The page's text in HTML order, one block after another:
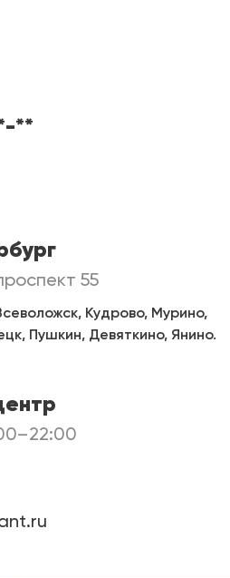
**
55
Кудрово, Мурино,
Пушкин, Девяткино, Янино.